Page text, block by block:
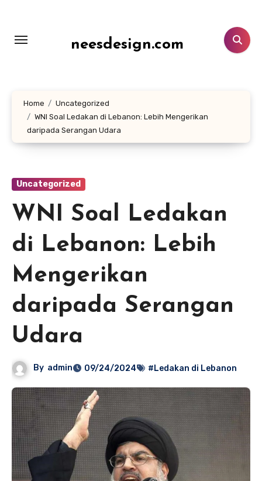
konten
neesdesign.com
Home
Uncategorized
WNI Soal Ledakan di Lebanon: Lebih Mengerikan
daripada Serangan Udara
Uncategorized
WNI Soal Ledakan
di Lebanon: Lebih
Mengerikan
daripada Serangan
Udara
By admin 09/24/2024 #Ledakan di Lebanon